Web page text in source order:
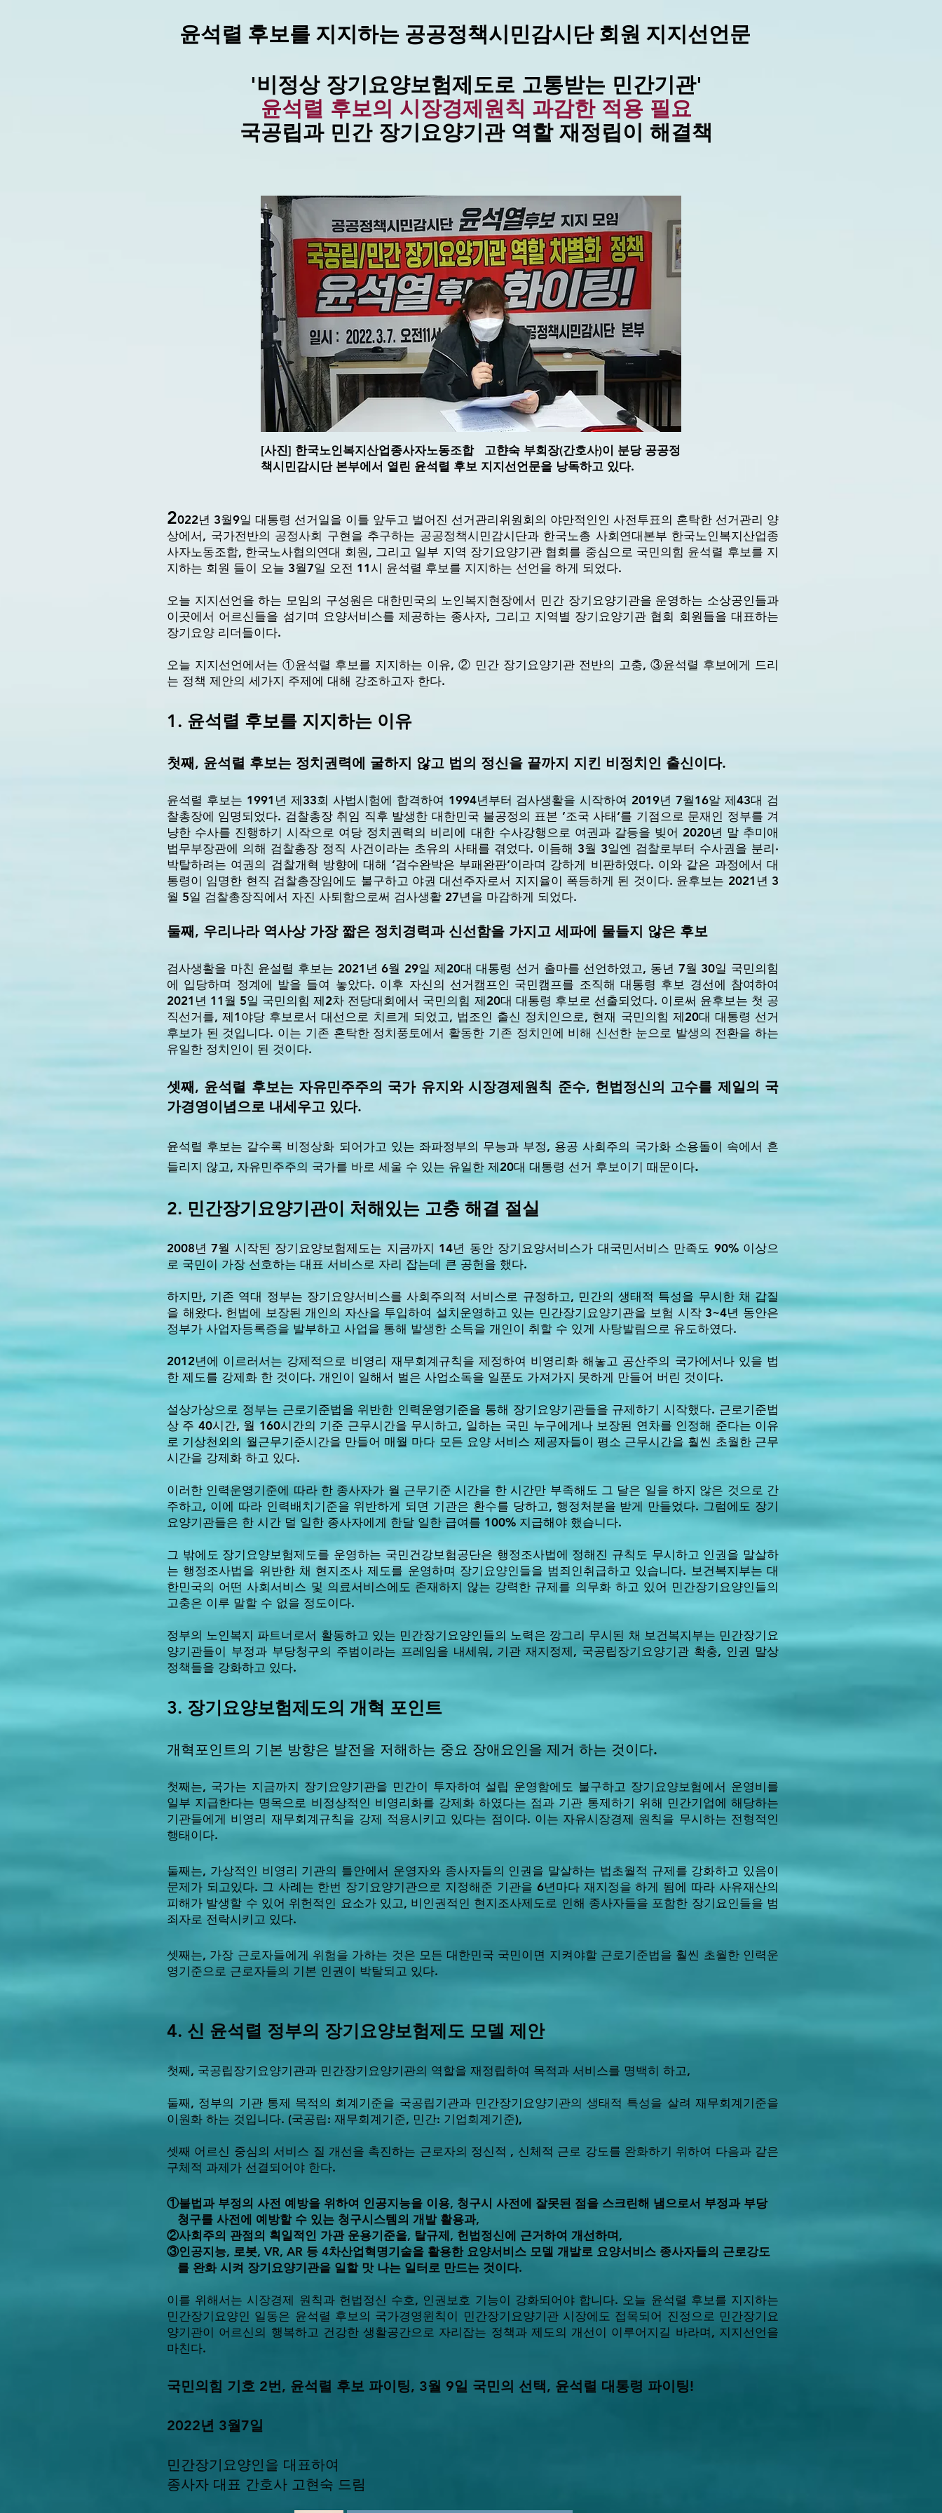
윤석렬 후보를 지지하는 공공정책시민감시단 회원 지지선언문
'비정상 장기요양보험제도로 고통받는 민간기관'
윤석렬 후보의 시장경제원칙 과감한 적용 필요
국공립과 민간 장기요양기관 역할 재정립이 해결책
[사진] 한국노인복지산업종사자노동조합 고햔숙 부회장(간호사)이 분당 공공정
책시민감시단 본부에서 열린 윤석렬 후보 지지선언문을 낭독하고 있다.
2022년 3월9일 대통령 선거일을 이틀 앞두고 벌어진 선거관리위원회의 야만적인인 사전투표의 혼탁한 선거관리 양
상에서, 국가전반의 공정사회 구현을 추구하는 공공정책시민감시단과 한국노총 사회연대본부 한국노인복지산업종
사자노동조합, 한국노사협의연대 회원, 그리고 일부 지역 장기요양기관 협회를 중심으로 국민의힘 윤석렬 후보를 지
지하는 회원 들이 오늘 3월7일 오전 11시 윤석렬 후보를 지지하는 선언을 하게 되었다.
오늘 지지선언을 하는 모임의 구성원은 대한민국의 노인복지현장에서 민간 장기요양기관을 운영하는 소상공인들과
이곳에서 어르신들을 섬기며 요양서비스를 제공하는 종사자, 그리고 지역별 장기요양기관 협회 회원들을 대표하는
장기요양 리더들이다.
오늘 지지선언에서는 ①윤석렬 후보를 지지하는 이유, ② 민간 장기요양기관 전반의 고충, ③윤석렬 후보에게 드리
는 정책 제안의 세가지 주제에 대해 강조하고자 한다.
1. 윤석렬 후보를 지지하는 이유
첫째, 윤석렬 후보는 정치권력에 굴하지 않고 법의 정신을 끝까지 지킨 비정치인 출신이다.
윤석렬 후보는 1991년 제33회 사법시험에 합격하여 1994년부터 검사생활을 시작하여 2019년 7월16알 제43대 검
찰총장에 임명되었다. 검찰총장 취임 직후 발생한 대한민국 불공정의 표본 ’조국 사태‘를 기점으로 문재인 정부를 겨
냥한 수사를 진행하기 시작으로 여당 정치권력의 비리에 대한 수사강행으로 여권과 갈등을 빚어 2020년 말 추미애
법무부장관에 의해 검찰총장 정직 사건이라는 초유의 사태를 겪었다. 이듬해 3월 3일엔 검찰로부터 수사권을 분리·
박탈하려는 여권의 검찰개혁 방향에 대해 ’검수완박은 부패완판‘이라며 강하게 비판하였다. 이와 같은 과정에서 대
통령이 임명한 현직 검찰총장임에도 불구하고 야권 대선주자로서 지지율이 폭등하게 된 것이다. 윤후보는 2021년 3
월 5일 검찰총장직에서 자진 사퇴함으로써 검사생활 27년을 마감하게 되었다.
둘째, 우리나라 역사상 가장 짧은 정치경력과 신선함을 가지고 세파에 물들지 않은 후보
검사생활을 마친 윤설렬 후보는 2021년 6월 29일 제20대 대통령 선거 출마를 선언하였고, 동년 7월 30일 국민의힘
에 입당하며 정계에 발을 들여 놓았다. 이후 자신의 선거캠프인 국민캠프를 조직해 대통령 후보 경선에 참여하여
2021년 11월 5일 국민의힘 제2차 전당대회에서 국민의힘 제20대 대통령 후보로 선출되었다. 이로써 윤후보는 첫 공
직선거를, 제1야당 후보로서 대선으로 치르게 되었고, 법조인 출신 정치인으로, 현재 국민의힘 제20대 대통령 선거
후보가 된 것입니다. 이는 기존 혼탁한 정치풍토에서 활동한 기존 정치인에 비해 신선한 눈으로 발생의 전환을 하는
유일한 정치인이 된 것이다.
셋째, 윤석렬 후보는 자유민주주의 국가 유지와 시장경제원칙 준수, 헌법정신의 고수를 제일의 국
가경영이념으로 내세우고 있다.
윤석렬 후보는 갈수록 비정상화 되어가고 있는 좌파정부의 무능과 부정, 용공 사회주의 국가화 소용돌이 속에서 흔
들리지 않고, 자유민주주의 국가를 바로 세울 수 있는 유일한 제20대 대통령 선거 후보이기 때문이다.
2. 민간장기요양기관이 처해있는 고충 해결 절실
2008년 7월 시작된 장기요양보험제도는 지금까지 14년 동안 장기요양서비스가 대국민서비스 만족도 90% 이상으
로 국민이 가장 선호하는 대표 서비스로 자리 잡는데 큰 공헌을 했다.
하지만, 기존 역대 정부는 장기요양서비스를 사회주의적 서비스로 규정하고, 민간의 생태적 특성을 무시한 채 갑질
을 해왔다. 헌법에 보장된 개인의 자산을 투입하여 설치운영하고 있는 민간장기요양기관을 보험 시작 3~4년 동안은
정부가 사업자등록증을 발부하고 사업을 통해 발생한 소득을 개인이 취할 수 있게 사탕발림으로 유도하였다.
2012년에 이르러서는 강제적으로 비영리 재무회계규칙을 제정하여 비영리화 해놓고 공산주의 국가에서나 있을 법
한 제도를 강제화 한 것이다. 개인이 일해서 벌은 사업소독을 일푼도 가져가지 못하게 만들어 버린 것이다.
설상가상으로 정부는 근로기준법을 위반한 인력운영기준을 통해 장기요양기관들을 규제하기 시작했다. 근로기준법
상 주 40시간, 월 160시간의 기준 근무시간을 무시하고, 일하는 국민 누구에게나 보장된 연차를 인정해 준다는 이유
로 기상천외의 월근무기준시간을 만들어 매월 마다 모든 요양 서비스 제공자들이 평소 근무시간을 훨씬 초월한 근무
시간을 강제화 하고 있다.
이러한 인력운영기준에 따라 한 종사자가 월 근무기준 시간을 한 시간만 부족해도 그 달은 일을 하지 않은 것으로 간
주하고, 이에 따라 인력배치기준을 위반하게 되면 기관은 환수를 당하고, 행정처분을 받게 만들었다. 그럼에도 장기
요양기관들은 한 시간 덜 일한 종사자에게 한달 일한 급여를 100% 지급해야 했습니다.
그 밖에도 장기요양보험제도를 운영하는 국민건강보험공단은 행정조사법에 정해진 규칙도 무시하고 인권을 말살하
는 행정조사법을 위반한 채 현지조사 제도를 운영하며 장기요양인들을 범죄인취급하고 있습니다. 보건복지부는 대
한민국의 어떤 사회서비스 및 의료서비스에도 존재하지 않는 강력한 규제를 의무화 하고 있어 민간장기요양인들의
고충은 이루 말할 수 없을 정도이다.
정부의 노인복지 파트너로서 활동하고 있는 민간장기요양인들의 노력은 깡그리 무시된 채 보건복지부는 민간장기요
양기관들이 부정과 부당청구의 주범이라는 프레임을 내세워, 기관 재지정제, 국공립장기요양기관 확충, 인권 말상
정책들을 강화하고 있다.
3. 장기요양보험제도의 개혁 포인트
개혁포인트의 기본 방향은 발전을 저해하는 중요 장애요인을 제거 하는 것이다.
첫째는, 국가는 지금까지 장기요양기관을 민간이 투자하여 설립 운영함에도 불구하고 장기요양보험에서 운영비를
일부 지급한다는 명목으로 비정상적인 비영리화를 강제화 하였다는 점과 기관 통제하기 위해 민간기업에 해당하는
기관들에게 비영리 재무회계규칙을 강제 적용시키고 있다는 점이다. 이는 자유시장경제 원칙을 무시하는 전형적인
행태이다.
둘째는, 가상적인 비영리 기관의 틀안에서 운영자와 종사자들의 인권을 말살하는 법초월적 규제를 강화하고 있음이
문제가 되고있다. 그 사례는 한번 장기요양기관으로 지정해준 기관을 6년마다 재지정을 하게 됨에 따라 사유재산의
피해가 발생할 수 있어 위헌적인 요소가 있고, 비인권적인 현지조사제도로 인해 종사자들을 포함한 장기요인들을 범
죄자로 전락시키고 있다.
셋째는, 가장 근로자들에게 위험을 가하는 것은 모든 대한민국 국민이면 지켜야할 근로기준법을 훨씬 초월한 인력운
영기준으로 근로자들의 기본 인권이 박탈되고 있다.
4. 신 윤석렬 정부의 장기요양보험제도 모델 제안
첫째, 국공립장기요양기관과 민간장기요양기관의 역할을 재정립하여 목적과 서비스를 명백히 하고,
둘째, 정부의 기관 통제 목적의 회계기준을 국공립기관과 민간장기요양기관의 생태적 특성을 살려 재무회계기준을
이원화 하는 것입니다. (국공립: 재무회계기준, 민간: 기업회계기준),
셋째 어르신 중심의 서비스 질 개선을 촉진하는 근로자의 정신적 , 신체적 근로 강도를 완화하기 위하여 다음과 같은
구체적 과제가 선결되어야 한다.
①불법과 부정의 사전 예방을 위하여 인공지능을 이용, 청구시 사전에 잘못된 점을 스크린해 냄으로서 부정과 부당
청구를 사전에 예방할 수 있는 청구시스템의 개발 활용과,
②사회주의 관점의 획일적인 가관 운용기준을, 탈규제, 헌법정신에 근거하여 개선하며,
③인공지능, 로봇, VR, AR 등 4차산업혁명기술을 활용한 요양서비스 모델 개발로 요양서비스 종사자들의 근로강도
를 완화 시켜 장기요양기관을 일할 맛 나는 일터로 만드는 것이다.
이를 위해서는 시장경제 원칙과 헌법정신 수호, 인권보호 기능이 강화되어야 합니다. 오늘 윤석렬 후보를 지지하는
민간장기요양인 일동은 윤석렬 후보의 국가경영윈칙이 민간장기요양기관 시장에도 접목되어 진정으로 민간장기요
양기관이 어르신의 행복하고 건강한 생활공간으로 자리잡는 정책과 제도의 개선이 이루어지길 바라며, 지지선언을
마친다.
국민의힘 기호 2번, 윤석렬 후보 파이팅, 3월 9일 국민의 선택, 윤석렬 대통령 파이팅!
2022년 3월7일
민간장기요양인을 대표하여
종사자 대표 간호사 고현숙 드림